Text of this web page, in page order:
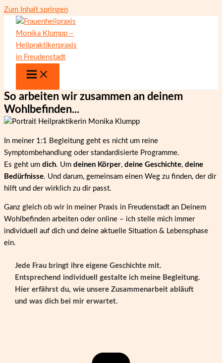
Zum Inhalt springen
So arbeiten wir zusammen an deinem
Wohlbefinden...
In meiner 1:1 Begleitung geht es nicht um reine
Symptombehandlung oder standardisierte Programme.
Es geht um dich. Um deinen Körper, deine Geschichte, deine
Bedürfnisse. Und darum, gemeinsam einen Weg zu finden, der dir
hilft und der wirklich zu dir passt.
Ganz gleich ob wir in meiner Praxis in Freudenstadt an Deinem
Wohlbefinden arbeiten oder online – ich stelle mich immer
individuell auf dich und deine aktuelle Situation & Lebensphase
ein.
Jede Frau bringt ihre eigene Geschichte mit.
Entsprechend individuell gestalte ich meine Begleitung.
Hier erfährst du, wie unsere Zusammenarbeit abläuft
und was dich bei mir erwartet.